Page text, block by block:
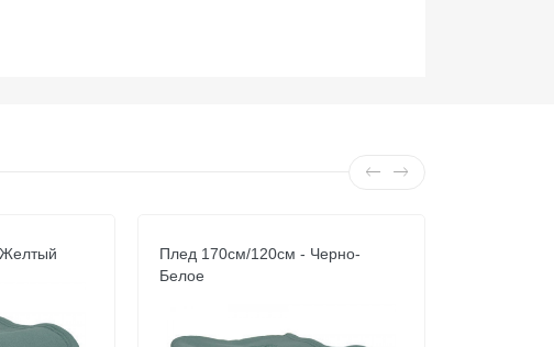
Плед 170см/120см - Черно-
Белое